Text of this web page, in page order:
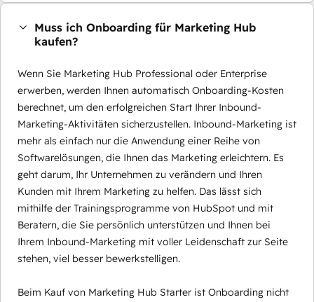
Muss ich Onboarding für Marketing Hub
kaufen?
Wenn Sie Marketing Hub Professional oder Enterprise
erwerben, werden Ihnen automatisch Onboarding-Kosten
berechnet, um den erfolgreichen Start Ihrer Inbound-
Marketing-Aktivitäten sicherzustellen. Inbound-Marketing ist
mehr als einfach nur die Anwendung einer Reihe von
Softwarelösungen, die Ihnen das Marketing erleichtern. Es
geht darum, Ihr Unternehmen zu verändern und Ihren
Kunden mit Ihrem Marketing zu helfen. Das lässt sich
mithilfe der Trainingsprogramme von HubSpot und mit
Beratern, die Sie persönlich unterstützen und Ihnen bei
Ihrem Inbound-Marketing mit voller Leidenschaft zur Seite
stehen, viel besser bewerkstelligen.
Beim Kauf von Marketing Hub Starter ist Onboarding nicht